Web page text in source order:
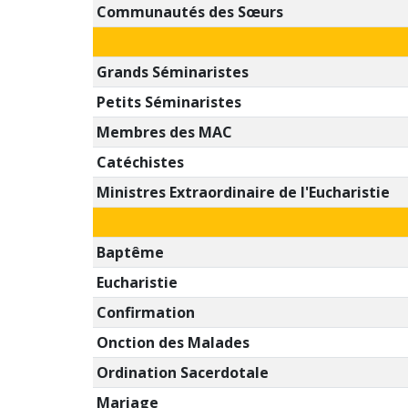
Communautés des Sœurs
Grands Séminaristes
Petits Séminaristes
Membres des MAC
Catéchistes
Ministres Extraordinaire de l'Eucharistie
Baptême
Eucharistie
Confirmation
Onction des Malades
Ordination Sacerdotale
Mariage